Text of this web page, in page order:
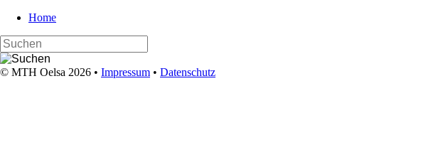
überspringen
Home
© MTH Oelsa 2026 • Impressum • Datenschutz